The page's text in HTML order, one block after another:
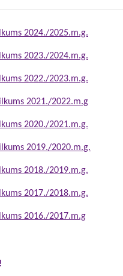
2024./2025.m.g.
2023./2024.m.g.
2022./2023.m.g.
2021./2022.m.g
2020./2021.m.g.
2019./2020.m.g.
2018./2019.m.g.
2017./2018.m.g.
2016./2017.m.g